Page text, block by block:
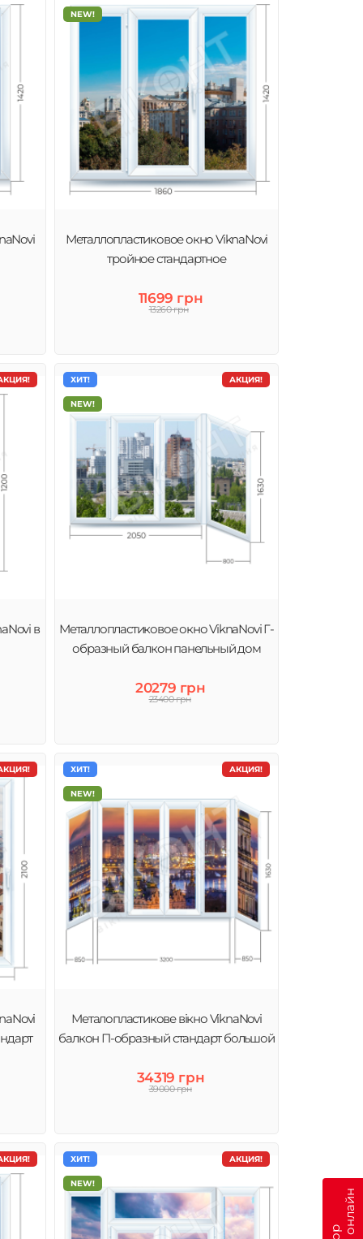
NEW!
Металлопластиковое окно ViknaNovi
тройное стандартное
11699 грн
13260 грн
в
АКЦИЯ!
ХИТ!
NEW!
Металлопластиковое окно ViknaNovi Г-
образный балкон панельный дом
20279 грн
23400 грн
АКЦИЯ!
ХИТ!
NEW!
Металопластикове вікно ViknaNovi
балкон П-образный стандарт большой
34319 грн
39000 грн
АКЦИЯ!
ХИТ!
NEW!